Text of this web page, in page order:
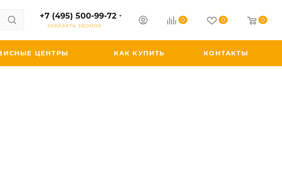
+7 (495) 500-99-72
ЗАКАЗАТЬ ЗВОНОК
0 0 0
ЦЕНТРЫ КАК КУПИТЬ КОНТАКТЫ